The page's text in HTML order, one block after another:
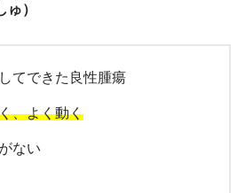
）
てできた良性腫瘍
、よく動く
ない